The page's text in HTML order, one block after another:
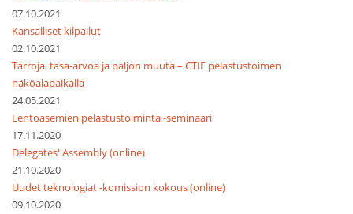
07.10.2021
Kansalliset kilpailut
02.10.2021
Tarroja, tasa-arvoa ja paljon muuta – CTIF pelastustoimen
näköalapaikalla
24.05.2021
Lentoasemien pelastustoiminta -seminaari
17.11.2020
Delegates' Assembly (online)
21.10.2020
Uudet teknologiat -komission kokous (online)
09.10.2020